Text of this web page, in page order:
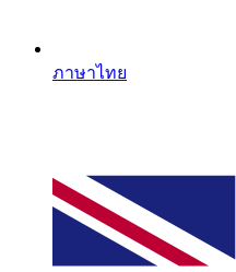
ภาษาไทย